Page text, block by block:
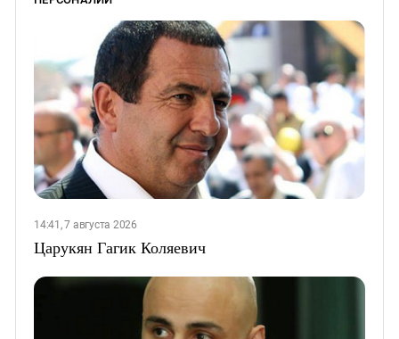
14:41, 7 августа 2026
Царукян Гагик Коляевич